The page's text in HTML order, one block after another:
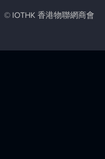
© IOTHK 香港物聯網商會